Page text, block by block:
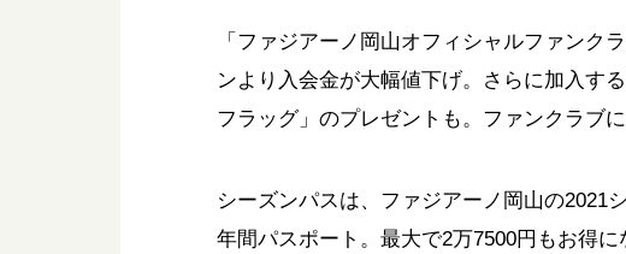
「ファジアーノ岡山オフィシャルファン
ンより入会金が大幅値下げ。さらに加入す
フラッグ」のプレゼントも。ファンクラブ
シーズンパスは、ファジアーノ岡山の2021
年間パスポート。最大で2万7500円もお得